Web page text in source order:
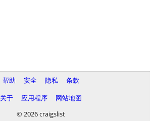
帮助 安全 隐私
条款
关于
应用程序
网站地图
© 2026 craigslist